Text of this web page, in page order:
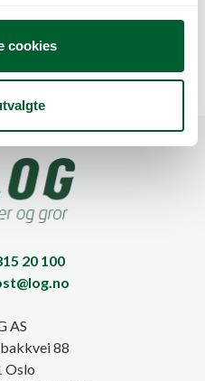
cookies
PACK
20 100
AS
88
Oslo